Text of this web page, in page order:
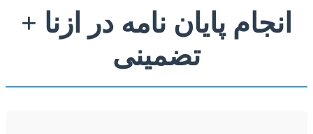
انجام پایان نامه در ازنا +
تضمینی